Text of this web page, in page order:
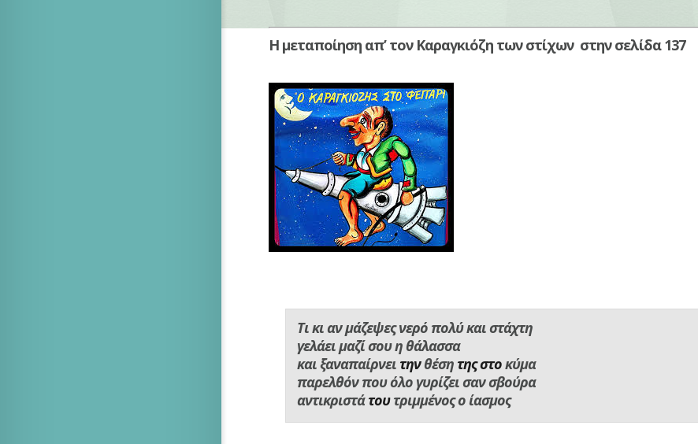
Η μεταποίηση απ’ τον Καραγκιόζη των στίχων στην σελίδα 137
Τι κι αν μάζεψες νερό πολύ και στάχτη
γελάει μαζίσουη θάλασσα
και ξαναπαίρνει τηνθέση της στοκύμα
παρελθόν που όλο γυρίζει σαν σβούρα
αντικριστάτουτριμμένος ο ίασμος